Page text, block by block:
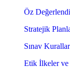
Öz
Stratejik
Sınav
Etik İlkeler ve